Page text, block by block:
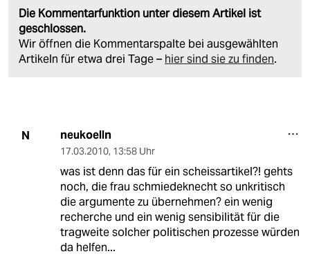
Die Kommentarfunktion unter diesem Artikel ist
geschlossen.
Wir öffnen die Kommentarspalte bei ausgewählten
Artikeln für etwa drei Tage – hier sind sie zu finden.
N neukoelln
17.03.2010, 13:58 Uhr
was ist denn das für ein scheissartikel?! gehts
noch, die frau schmiedeknecht so unkritisch
die argumente zu übernehmen? ein wenig
recherche und ein wenig sensibilität für die
tragweite solcher politischen prozesse würden
da helfen...